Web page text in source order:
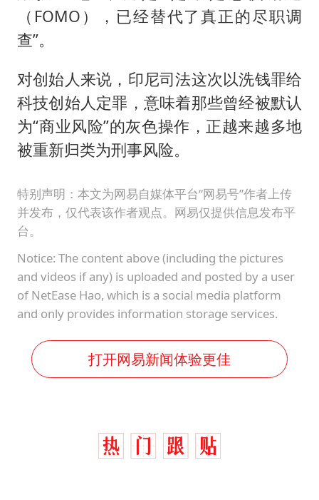
（FOMO），已经替代了真正的尽职调
查”。
对创始人来说，印尼司法这次以洗钱罪给
科技创始人定罪，意味着那些曾经被默认
为“商业风险”的灰色操作，正越来越多地
被重新归类为刑事风险。
特别声明：本文为网易自媒体平台“网易号”作者上传
并发布，仅代表该作者观点。网易仅提供信息发布平
台。
Notice: The content above (including the pictures
and videos if any) is uploaded and posted by a user
of NetEase Hao, which is a social media platform
and only provides information storage services.
打开网易新闻体验更佳